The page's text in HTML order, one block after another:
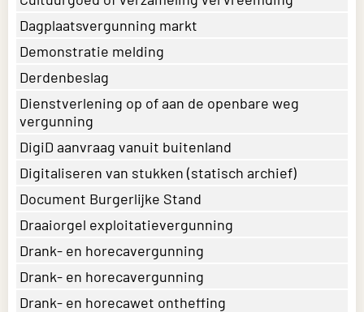
Dagplaatsvergunning markt
Demonstratie melding
Derdenbeslag
Dienstverlening op of aan de openbare weg
vergunning
DigiD aanvraag vanuit buitenland
Digitaliseren van stukken (statisch archief)
Document Burgerlijke Stand
Draaiorgel exploitatievergunning
Drank- en horecavergunning
Drank- en horecavergunning
Drank- en horecawet ontheffing